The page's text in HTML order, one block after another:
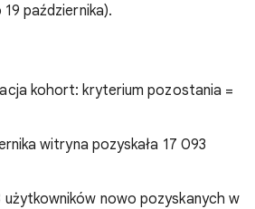
października).
witryna pozyskała 17 093
nowo pozyskanych w